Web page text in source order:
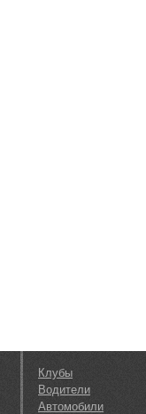
Клубы
Водители
Автомобили